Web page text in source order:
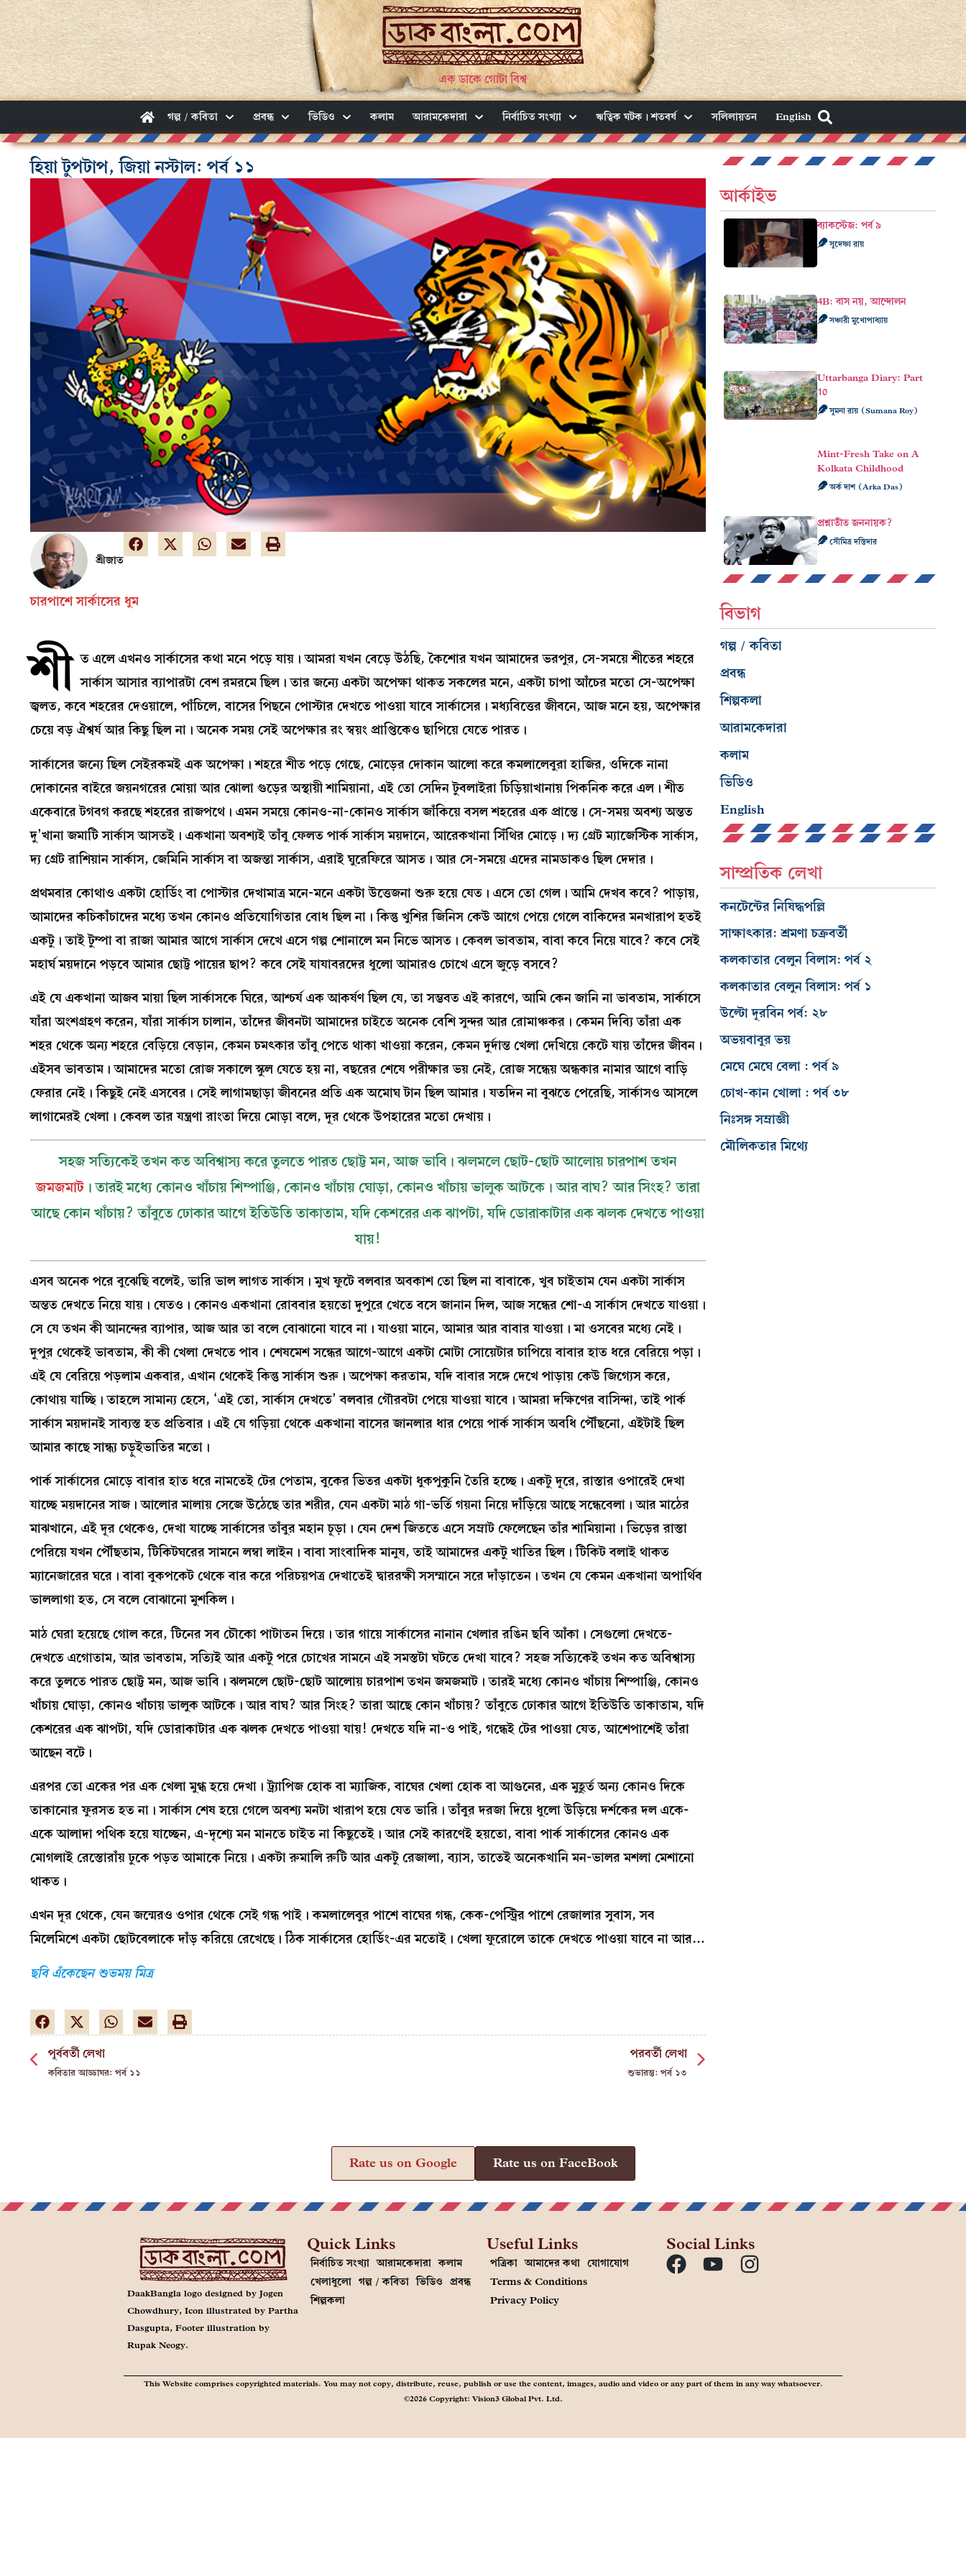
এক ডাকে গোটা বিশ্ব
গল্প / কবিতা প্রবন্ধ ভিডিও কলাম আরামকেদারা নির্বাচিত সংখ্যা ঋত্বিক ঘটক। শতবর্ষ সলিলায়তন English
হিয়া টুপটাপ, জিয়া নস্টাল: পর্ব ১১
শ্রীজাত
চারপাশে সার্কাসের ধুম
শী ত এলে এখনও সার্কাসের কথা মনে পড়ে যায়। আমরা যখন বেড়ে উঠছি, কৈশোর যখন আমাদের ভরপুর, সে-সময়ে শীতের শহরে
সার্কাস আসার ব্যাপারটা বেশ রমরমে ছিল। তার জন্যে একটা অপেক্ষা থাকত সকলের মনে, একটা চাপা আঁচের মতো সে-অপেক্ষা
জ্বলত, কবে শহরের দেওয়ালে, পাঁচিলে, বাসের পিছনে পোস্টার দেখতে পাওয়া যাবে সার্কাসের। মধ্যবিত্তের জীবনে, আজ মনে হয়, অপেক্ষার
চেয়ে বড় ঐশ্বর্য আর কিছু ছিল না। অনেক সময় সেই অপেক্ষার রং স্বয়ং প্রাপ্তিকেও ছাপিয়ে যেতে পারত।
সার্কাসের জন্যে ছিল সেইরকমই এক অপেক্ষা। শহরে শীত পড়ে গেছে, মোড়ের দোকান আলো করে কমলালেবুরা হাজির, ওদিকে নানা
দোকানের বাইরে জয়নগরের মোয়া আর ঝোলা গুড়ের অস্থায়ী শামিয়ানা, এই তো সেদিন টুবলাইরা চিড়িয়াখানায় পিকনিক করে এল। শীত
একেবারে টগবগ করছে শহরের রাজপথে। এমন সময়ে কোনও-না-কোনও সার্কাস জাঁকিয়ে বসল শহরের এক প্রান্তে। সে-সময় অবশ্য অন্তত
দু’খানা জমাটি সার্কাস আসতই। একখানা অবশ্যই তাঁবু ফেলত পার্ক সার্কাস ময়দানে, আরেকখানা সিঁথির মোড়ে। দ্য গ্রেট ম্যাজেস্টিক সার্কাস,
দ্য গ্রেট রাশিয়ান সার্কাস, জেমিনি সার্কাস বা অজন্তা সার্কাস, এরাই ঘুরেফিরে আসত। আর সে-সময়ে এদের নামডাকও ছিল দেদার।
প্রথমবার কোথাও একটা হোর্ডিং বা পোস্টার দেখামাত্র মনে-মনে একটা উত্তেজনা শুরু হয়ে যেত। এসে তো গেল। আমি দেখব কবে? পাড়ায়,
আমাদের কচিকাঁচাদের মধ্যে তখন কোনও প্রতিযোগিতার বোধ ছিল না। কিন্তু খুশির জিনিস কেউ আগে পেয়ে গেলে বাকিদের মনখারাপ হতই
একটু। তাই টুম্পা বা রাজা আমার আগে সার্কাস দেখে এসে গল্প শোনালে মন নিভে আসত। কেবল ভাবতাম, বাবা কবে নিয়ে যাবে? কবে সেই
মহার্ঘ ময়দানে পড়বে আমার ছোট্ট পায়ের ছাপ? কবে সেই যাযাবরদের ধুলো আমারও চোখে এসে জুড়ে বসবে?
এই যে একখানা আজব মায়া ছিল সার্কাসকে ঘিরে, আশ্চর্য এক আকর্ষণ ছিল যে, তা সম্ভবত এই কারণে, আমি কেন জানি না ভাবতাম, সার্কাসে
যাঁরা অংশগ্রহণ করেন, যাঁরা সার্কাস চালান, তাঁদের জীবনটা আমাদের চাইতে অনেক বেশি সুন্দর আর রোমাঞ্চকর। কেমন দিব্যি তাঁরা এক
শহর থেকে অন্য শহরে বেড়িয়ে বেড়ান, কেমন চমৎকার তাঁবু পেতে থাকা খাওয়া করেন, কেমন দুর্দান্ত খেলা দেখিয়ে কেটে যায় তাঁদের জীবন।
এইসব ভাবতাম। আমাদের মতো রোজ সকালে স্কুল যেতে হয় না, বছরের শেষে পরীক্ষার ভয় নেই, রোজ সন্ধেয় অন্ধকার নামার আগে বাড়ি
ফেরার নেই। কিছুই নেই এসবের। সেই লাগামছাড়া জীবনের প্রতি এক অমোঘ টান ছিল আমার। যতদিন না বুঝতে পেরেছি, সার্কাসও আসলে
লাগামেরই খেলা। কেবল তার যন্ত্রণা রাংতা দিয়ে মোড়া বলে, দূর থেকে উপহারের মতো দেখায়।
সহজ সত্যিকেই তখন কত অবিশ্বাস্য করে তুলতে পারত ছোট্ট মন, আজ ভাবি। ঝলমলে ছোট-ছোট আলোয় চারপাশ তখন
জমজমাট । তারই মধ্যে কোনও খাঁচায় শিম্পাঞ্জি, কোনও খাঁচায় ঘোড়া, কোনও খাঁচায় ভালুক আটকে। আর বাঘ? আর সিংহ? তারা
আছে কোন খাঁচায়? তাঁবুতে ঢোকার আগে ইতিউতি তাকাতাম, যদি কেশরের এক ঝাপটা, যদি ডোরাকাটার এক ঝলক দেখতে পাওয়া
যায়!
এসব অনেক পরে বুঝেছি বলেই, ভারি ভাল লাগত সার্কাস। মুখ ফুটে বলবার অবকাশ তো ছিল না বাবাকে, খুব চাইতাম যেন একটা সার্কাস
অন্তত দেখতে নিয়ে যায়। যেতও। কোনও একখানা রোববার হয়তো দুপুরে খেতে বসে জানান দিল, আজ সন্ধের শো-এ সার্কাস দেখতে যাওয়া।
সে যে তখন কী আনন্দের ব্যাপার, আজ আর তা বলে বোঝানো যাবে না। যাওয়া মানে, আমার আর বাবার যাওয়া। মা ওসবের মধ্যে নেই।
দুপুর থেকেই ভাবতাম, কী কী খেলা দেখতে পাব। শেষমেশ সন্ধের আগে-আগে একটা মোটা সোয়েটার চাপিয়ে বাবার হাত ধরে বেরিয়ে পড়া।
এই যে বেরিয়ে পড়লাম একবার, এখান থেকেই কিন্তু সার্কাস শুরু। অপেক্ষা করতাম, যদি বাবার সঙ্গে দেখে পাড়ায় কেউ জিগ্যেস করে,
কোথায় যাচ্ছি। তাহলে সামান্য হেসে, ‘এই তো, সার্কাস দেখতে’ বলবার গৌরবটা পেয়ে যাওয়া যাবে। আমরা দক্ষিণের বাসিন্দা, তাই পার্ক
সার্কাস ময়দানই সাব্যস্ত হত প্রতিবার। এই যে গড়িয়া থেকে একখানা বাসের জানলার ধার পেয়ে পার্ক সার্কাস অবধি পৌঁছনো, এইটাই ছিল
আমার কাছে সান্ধ্য চড়ুইভাতির মতো।
পার্ক সার্কাসের মোড়ে বাবার হাত ধরে নামতেই টের পেতাম, বুকের ভিতর একটা ধুকপুকুনি তৈরি হচ্ছে। একটু দূরে, রাস্তার ওপারেই দেখা
যাচ্ছে ময়দানের সাজ। আলোর মালায় সেজে উঠেছে তার শরীর, যেন একটা মাঠ গা-ভর্তি গয়না নিয়ে দাঁড়িয়ে আছে সন্ধেবেলা। আর মাঠের
মাঝখানে, এই দূর থেকেও, দেখা যাচ্ছে সার্কাসের তাঁবুর মহান চূড়া। যেন দেশ জিততে এসে সম্রাট ফেলেছেন তাঁর শামিয়ানা। ভিড়ের রাস্তা
পেরিয়ে যখন পৌঁছতাম, টিকিটঘরের সামনে লম্বা লাইন। বাবা সাংবাদিক মানুষ, তাই আমাদের একটু খাতির ছিল। টিকিট বলাই থাকত
ম্যানেজারের ঘরে। বাবা বুকপকেট থেকে বার করে পরিচয়পত্র দেখাতেই দ্বাররক্ষী সসম্মানে সরে দাঁড়াতেন। তখন যে কেমন একখানা অপার্থিব
ভাললাগা হত, সে বলে বোঝানো মুশকিল।
মাঠ ঘেরা হয়েছে গোল করে, টিনের সব চৌকো পাটাতন দিয়ে। তার গায়ে সার্কাসের নানান খেলার রঙিন ছবি আঁকা। সেগুলো দেখতে-
দেখতে এগোতাম, আর ভাবতাম, সত্যিই আর একটু পরে চোখের সামনে এই সমস্তটা ঘটতে দেখা যাবে? সহজ সত্যিকেই তখন কত অবিশ্বাস্য
করে তুলতে পারত ছোট্ট মন, আজ ভাবি। ঝলমলে ছোট-ছোট আলোয় চারপাশ তখন জমজমাট। তারই মধ্যে কোনও খাঁচায় শিম্পাঞ্জি, কোনও
খাঁচায় ঘোড়া, কোনও খাঁচায় ভালুক আটকে। আর বাঘ? আর সিংহ? তারা আছে কোন খাঁচায়? তাঁবুতে ঢোকার আগে ইতিউতি তাকাতাম, যদি
কেশরের এক ঝাপটা, যদি ডোরাকাটার এক ঝলক দেখতে পাওয়া যায়! দেখতে যদি না-ও পাই, গন্ধেই টের পাওয়া যেত, আশেপাশেই তাঁরা
আছেন বটে।
এরপর তো একের পর এক খেলা মুগ্ধ হয়ে দেখা। ট্র্যাপিজ হোক বা ম্যাজিক, বাঘের খেলা হোক বা আগুনের, এক মুহূর্ত অন্য কোনও দিকে
তাকানোর ফুরসত হত না। সার্কাস শেষ হয়ে গেলে অবশ্য মনটা খারাপ হয়ে যেত ভারি। তাঁবুর দরজা দিয়ে ধুলো উড়িয়ে দর্শকের দল একে-
একে আলাদা পথিক হয়ে যাচ্ছেন, এ-দৃশ্যে মন মানতে চাইত না কিছুতেই। আর সেই কারণেই হয়তো, বাবা পার্ক সার্কাসের কোনও এক
মোগলাই রেস্তোরাঁয় ঢুকে পড়ত আমাকে নিয়ে। একটা রুমালি রুটি আর একটু রেজালা, ব্যাস, তাতেই অনেকখানি মন-ভালর মশলা মেশানো
থাকত।
এখন দূর থেকে, যেন জন্মেরও ওপার থেকে সেই গন্ধ পাই। কমলালেবুর পাশে বাঘের গন্ধ, কেক-পেস্ট্রির পাশে রেজালার সুবাস, সব
মিলেমিশে একটা ছোটবেলাকে দাঁড় করিয়ে রেখেছে। ঠিক সার্কাসের হোর্ডিং-এর মতোই। খেলা ফুরোলে তাকে দেখতে পাওয়া যাবে না আর…
ছবি এঁকেছেন শুভময় মিত্র
পূর্ববর্তী লেখা
কবিতার আড্ডাঘর: পর্ব ১১
পরবর্তী লেখা
শুভারম্ভ: পর্ব ১৩
আর্কাইভ
ব্যাকস্টেজ: পর্ব ৯
সুদেষ্ণা রায়
4B: বাস নয়, আন্দোলন
সঞ্চারী মুখোপাধ্যায়
Uttarbanga Diary: Part
10
সুমনা রায় (Sumana Roy)
Mint-Fresh Take on A
Kolkata Childhood
অর্ক দাশ (Arka Das)
প্রশ্নাতীত জননায়ক?
সৌমিত্র দস্তিদার
বিভাগ
গল্প / কবিতা
প্রবন্ধ
শিল্পকলা
আরামকেদারা
কলাম
ভিডিও
English
সাম্প্রতিক লেখা
কনটেন্টের নিষিদ্ধপল্লি
সাক্ষাৎকার: শ্রমণা চক্রবর্তী
কলকাতার বেলুন বিলাস: পর্ব ২
কলকাতার বেলুন বিলাস: পর্ব ১
উল্টো দূরবিন পর্ব: ২৮
অভয়বাবুর ভয়
মেঘে মেঘে বেলা : পর্ব ৯
চোখ-কান খোলা : পর্ব ৩৮
নিঃসঙ্গ সম্রাজ্ঞী
মৌলিকতার মিথ্যে
Rate us on Google Rate us on FaceBook
DaakBangla logo designed by Jogen
Chowdhury, Icon illustrated by Partha
Dasgupta, Footer illustration by
Rupak Neogy.
Quick Links
নির্বাচিত সংখ্যা আরামকেদারা কলাম
খেলাধুলো গল্প / কবিতা ভিডিও প্রবন্ধ
শিল্পকলা
Useful Links
পত্রিকা আমাদের কথা যোগাযোগ
Terms & Conditions
Privacy Policy
Social Links
This Website comprises copyrighted materials. You may not copy, distribute, reuse, publish or use the content, images, audio and video or any part of them in any way whatsoever.
©2026 Copyright: Vision3 Global Pvt. Ltd.